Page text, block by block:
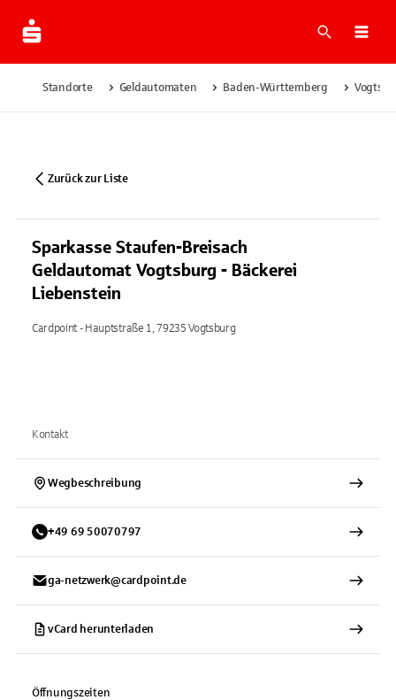
Suche
Standorte Geldautomaten Baden-Württemberg
Zurück zur Liste
Sparkasse Staufen-Breisach
Geldautomat Vogtsburg - Bäckerei
Liebenstein
Cardpoint - Hauptstraße 1, 79235 Vogtsburg
Kontakt
Wegbeschreibung
+49 69 50070797
ga-netzwerk@cardpoint.de
vCard herunterladen
Öffnungszeiten